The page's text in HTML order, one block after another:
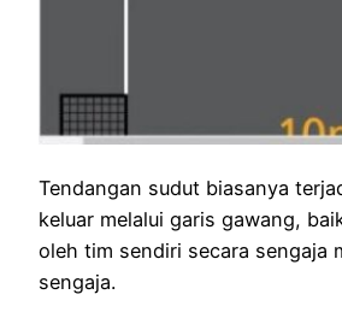
Tendangan sudut biasanya
keluar melalui garis gawang,
oleh tim sendiri secara sengaja
sengaja.